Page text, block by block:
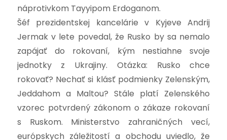
náprotivkom Tayyipom Erdoganom.
Šéf prezidentskej kancelárie v Kyjeve Andrij
Jermak v lete povedal, že Rusko by sa nemalo
zapájať do rokovaní, kým nestiahne svoje
jednotky z Ukrajiny. Otázka: Rusko chce
rokovať? Nechať si klásť podmienky Zelenským,
Jeddahom a Maltou? Stále platí Zelenského
vzorec potvrdený zákonom o zákaze rokovaní
s Ruskom. Ministerstvo zahraničných vecí,
európskych záležitostí a obchodu uviedlo, že